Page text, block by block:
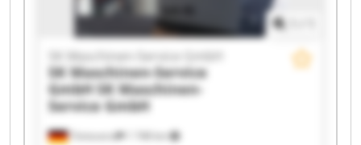
Tönisvorst 1 748 km
SK Maschinen-Service GmbH
SK Maschinen-Service
GmbH SK Maschinen-
Service GmbH